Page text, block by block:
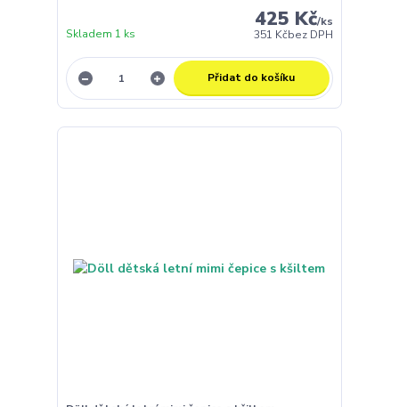
425 Kč/ks
351 Kčbez DPH
Skladem 1 ks
Přidat do košíku